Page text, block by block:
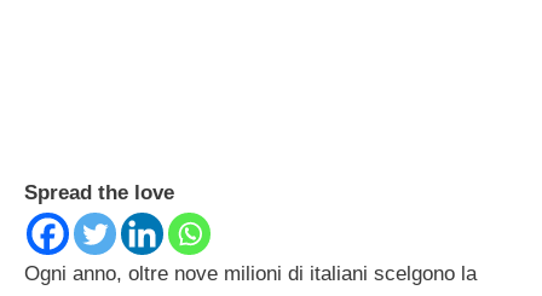
Spread the love
Ogni anno, oltre nove milioni di italiani scelgono la